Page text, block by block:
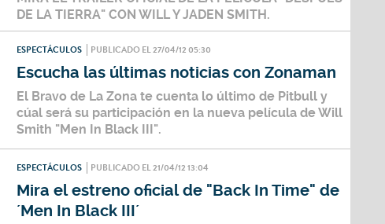
DE LA TIERRA" CON WILL Y JADEN SMITH.
ESPECTÁCULOS PUBLICADO EL 27/04/12 05:30
Escucha las últimas noticias con Zonaman
El Bravo de La Zona te cuenta lo último de Pitbull y
cúal será su participación en la nueva película de Will
Smith "Men In Black III".
ESPECTÁCULOS PUBLICADO EL 21/04/12 13:04
Mira el estreno oficial de "Back In Time" de
´Men In Black III´